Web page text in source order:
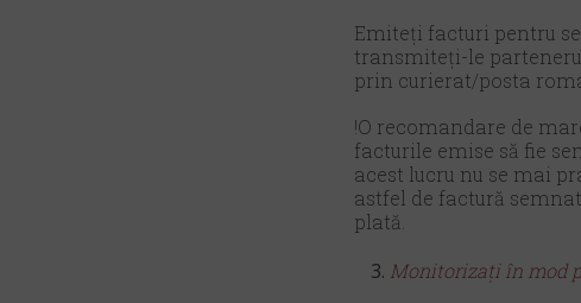
Emiteți facturi pentru
transmiteți-le
prin curierat/posta
!O recomandare de
facturile emise să fie
acest lucru nu se mai
astfel de factură
plată.
Monitorizați în mod